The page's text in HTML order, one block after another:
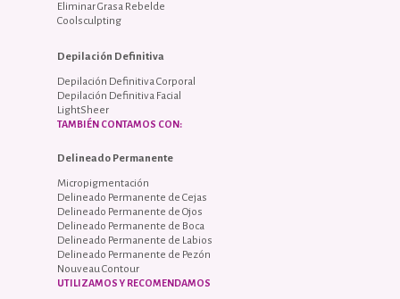
Eliminar Grasa Rebelde
Coolsculpting
Depilación Definitiva
Depilación Definitiva Corporal
Depilación Definitiva Facial
LightSheer
TAMBIÉN CONTAMOS CON:
Delineado Permanente
Micropigmentación
Delineado Permanente de Cejas
Delineado Permanente de Ojos
Delineado Permanente de Boca
Delineado Permanente de Labios
Delineado Permanente de Pezón
Nouveau Contour
UTILIZAMOS Y RECOMENDAMOS